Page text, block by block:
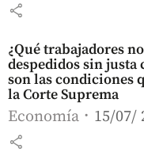
share
¿Qué trabajadores
despedidos sin justa
son las condiciones
la Corte Suprema
Economía 15/07/
share